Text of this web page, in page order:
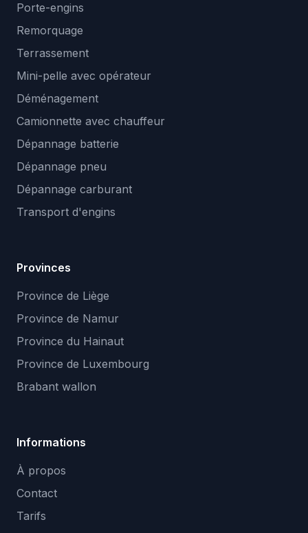
Porte-engins
Remorquage
Terrassement
Mini-pelle avec opérateur
Déménagement
Camionnette avec chauffeur
Dépannage batterie
Dépannage pneu
Dépannage carburant
Transport d'engins
Provinces
Province de Liège
Province de Namur
Province du Hainaut
Province de Luxembourg
Brabant wallon
Informations
À propos
Contact
Tarifs